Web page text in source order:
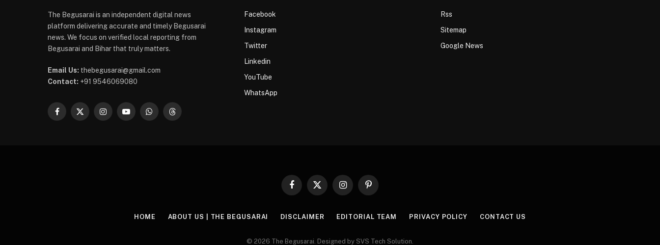
The Begusarai is an independent digital news
platform delivering accurate and timely Begusarai
news. We focus on verified local reporting from
Begusarai and Bihar that truly matters.
Email Us: thebegusarai@gmail.com
Contact: +91 9546069080
Facebook
X
InstagramYouTubeWhatsAppThreads
Facebook
Instagram
Twitter
Linkedin
YouTube
WhatsApp
Rss
Sitemap
Google News
Facebook
X
InstagramPinterest
HOME ABOUT US | THE BEGUSARAI DISCLAIMER EDITORIAL TEAM PRIVACY POLICY CONTACT US
© 2026 The Begusarai. Designed by SVS Tech Solution.